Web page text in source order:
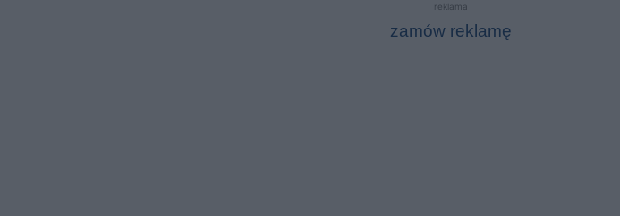
reklama
zamów reklamę